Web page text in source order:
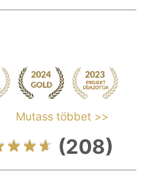
Mutass többet >>
(208)